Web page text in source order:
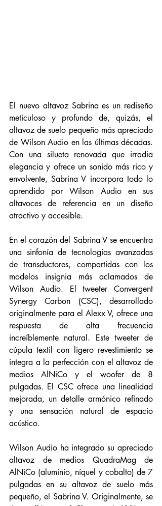
El nuevo altavoz Sabrina es un rediseño
meticuloso y profundo de, quizás, el
altavoz de suelo pequeño más apreciado
de Wilson Audio en las últimas décadas.
Con una silueta renovada que irradia
elegancia y ofrece un sonido más rico y
envolvente, Sabrina V incorpora todo lo
aprendido por Wilson Audio en sus
altavoces de referencia en un diseño
atractivo y accesible.
En el corazón del Sabrina V se encuentra
una sinfonía de tecnologías avanzadas
de transductores, compartidas con los
modelos insignia más aclamados de
Wilson Audio. El tweeter Convergent
Synergy Carbon (CSC), desarrollado
originalmente para el Alexx V, ofrece una
respuesta de alta frecuencia
increíblemente natural. Este tweeter de
cúpula textil con ligero revestimiento se
integra a la perfección con el altavoz de
medios AlNiCo y el woofer de 8
pulgadas. El CSC ofrece una linealidad
mejorada, un detalle armónico refinado
y una sensación natural de espacio
acústico.
Wilson Audio ha integrado su apreciado
altavoz de medios QuadraMag de
AlNiCo (aluminio, níquel y cobalto) de 7
pulgadas en su altavoz de suelo más
pequeño, el Sabrina V. Originalmente, se